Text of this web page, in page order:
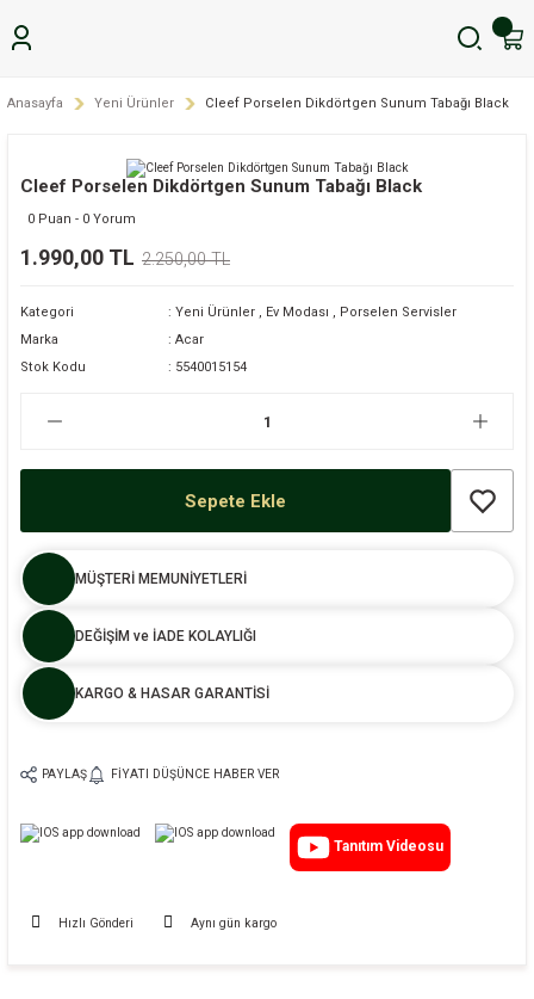
Anasayfa Yeni Ürünler Cleef Porselen Dikdörtgen Sunum Tabağı Black
Cleef Porselen Dikdörtgen Sunum Tabağı Black
0 Puan - 0 Yorum
1.990,00 TL 2.250,00 TL
Kategori Yeni Ürünler , Ev Modası , Porselen Servisler
Marka
Acar
Stok Kodu
5540015154
Sepete Ekle
MÜŞTERİ MEMUNİYETLERİ
DEĞİŞİM ve İADE KOLAYLIĞI
KARGO & HASAR GARANTİSİ
PAYLAŞ FIYATI DÜŞÜNCE HABER VER
Tanıtım Videosu
Hızlı Gönderi Aynı gün kargo